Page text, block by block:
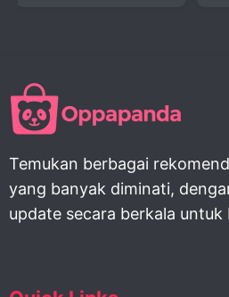
Temukan berbagai
yang banyak diminati,
update secara berkala untuk